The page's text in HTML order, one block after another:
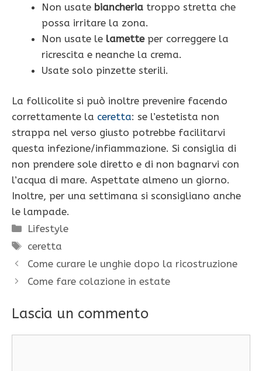
Non usate biancheria troppo stretta che
possa irritare la zona.
Non usate le lametteper correggere la
ricrescita e neanche la crema.
Usate solo pinzette sterili.
La follicolite si può inoltre prevenire facendo
correttamente la ceretta: se l’estetista non
strappa nel verso giusto potrebbe facilitarvi
questa infezione/infiammazione. Si consiglia di
non prendere sole diretto e di non bagnarvi con
l’acqua di mare. Aspettate almeno un giorno.
Inoltre, per una settimana si sconsigliano anche
le lampade.
Categorie
Lifestyle
Tag
ceretta
Come curare le unghie dopo la ricostruzione
Come fare colazione in estate
Lascia un commento